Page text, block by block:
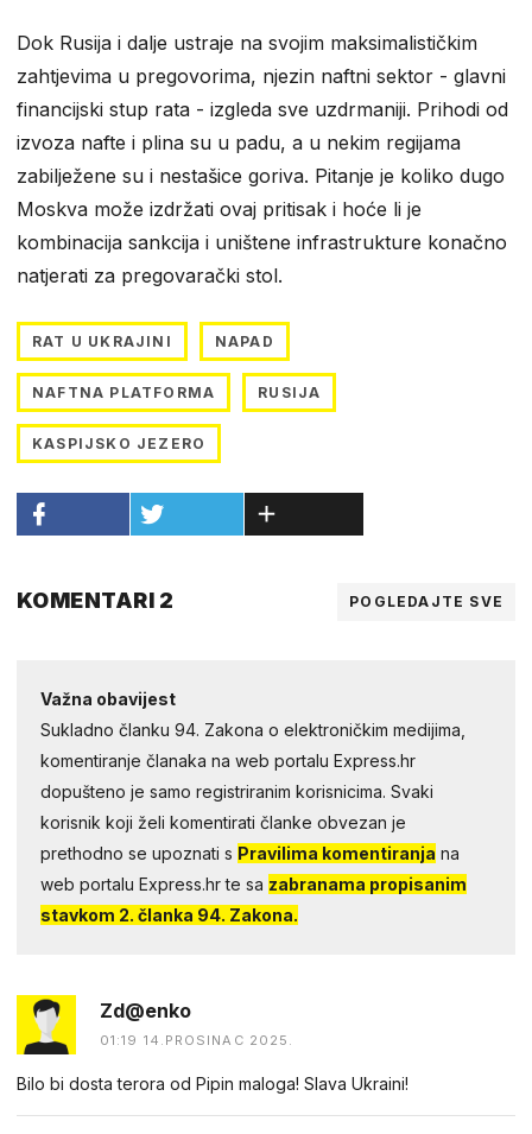
Dok Rusija i dalje ustraje na svojim maksimalističkim
zahtjevima u pregovorima, njezin naftni sektor - glavni
financijski stup rata - izgleda sve uzdrmaniji. Prihodi od
izvoza nafte i plina su u padu, a u nekim regijama
zabilježene su i nestašice goriva. Pitanje je koliko dugo
Moskva može izdržati ovaj pritisak i hoće li je
kombinacija sankcija i uništene infrastrukture konačno
natjerati za pregovarački stol.
RAT U UKRAJINI NAPAD
NAFTNA PLATFORMA RUSIJA
KASPIJSKO JEZERO
KOMENTARI 2 POGLEDAJTE SVE
Važna obavijest
Sukladno članku 94. Zakona o elektroničkim medijima,
komentiranje članaka na web portalu Express.hr
dopušteno je samo registriranim korisnicima. Svaki
korisnik koji želi komentirati članke obvezan je
prethodno se upoznati s Pravilima komentiranja na
web portalu Express.hr te sa zabranama propisanim
stavkom 2. članka 94. Zakona.
Zd@enko
01:19 14.PROSINAC 2025.
Bilo bi dosta terora od Pipin maloga! Slava Ukraini!